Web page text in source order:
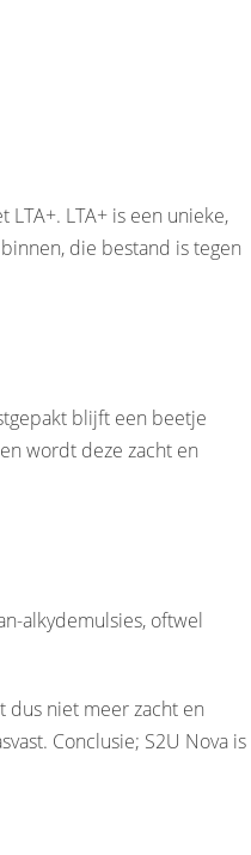
LTA+ is een unieke,
die bestand is tegen
blijft een beetje
wordt deze zacht en
alkydemulsies, oftwel
dus niet meer zacht en
Conclusie; S2U Nova is